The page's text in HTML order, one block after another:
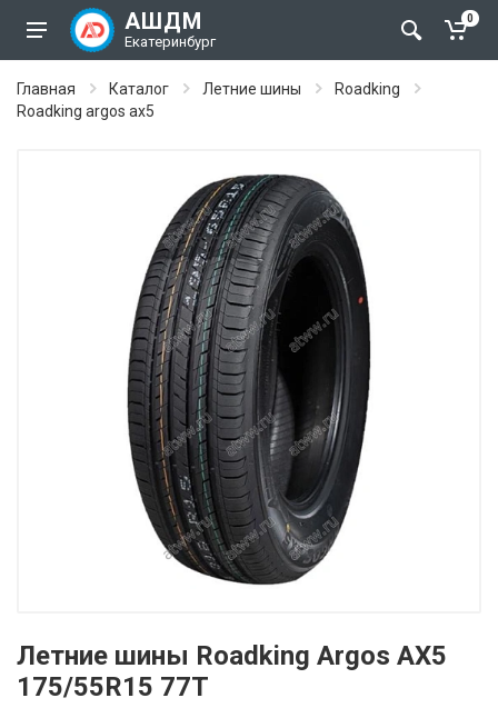
АШДМ
Екатеринбург
0
Главная Каталог Летние шины
Roadking
Roadking argos ax5
Летние шины Roadking Argos AX5
175/55R15 77T